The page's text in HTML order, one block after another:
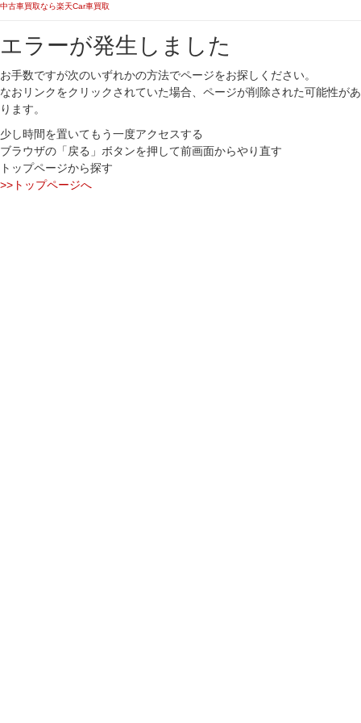
中古車買取なら楽天Car車買取
エラーが発生しました
お手数ですが次のいずれかの方法でページをお探しください。
なおリンクをクリックされていた場合、ページが削除された可能性があ
ります。
少し時間を置いてもう一度アクセスする
ブラウザの「戻る」ボタンを押して前画面からやり直す
トップページから探す
>>トップページへ